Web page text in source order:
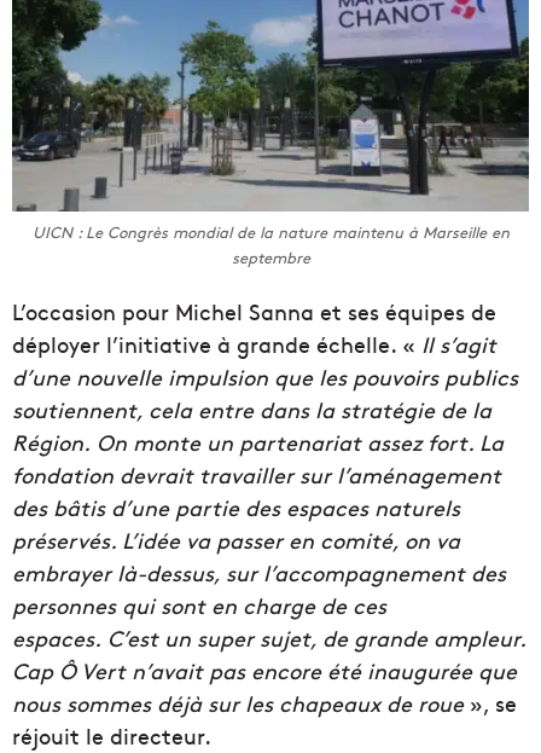
UICN : Le Congrès mondial de la nature maintenu à Marseille en
septembre
L’occasion pour Michel Sanna et ses équipes de
déployer l’initiative à grande échelle. « Il s’agit
d’une nouvelle impulsion que les pouvoirs publics
soutiennent, cela entre dans la stratégie de la
Région. On monte un partenariat assez fort. La
fondation devrait travailler sur l’aménagement
des bâtis d’une partie des espaces naturels
préservés. L’idée va passer en comité, on va
embrayer là-dessus, sur l’accompagnement des
personnes qui sont en charge de ces
espaces. C’est un super sujet, de grande ampleur.
Cap Ô Vert n’avait pas encore été inaugurée que
nous sommes déjà sur les chapeaux de roue », se
réjouit le directeur.